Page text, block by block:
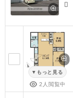
もっと見る
2人閲覧中